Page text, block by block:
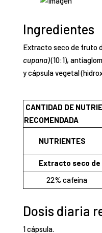
Ingredientes
Extracto seco de fruto
cupana)(10:1),
y cápsula vegetal
CANTIDAD DE
RECOMENDADA
NUTRIENTES
Extracto seco
22% cafeína
Dosis diaria
1 cápsula.